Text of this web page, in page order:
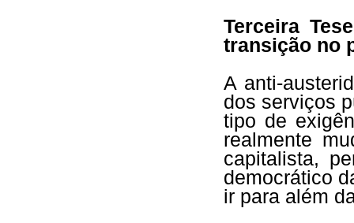
Terceira
transição no
A anti-
dos serviços
tipo de
realmente
capitalista,
democrático
ir para além